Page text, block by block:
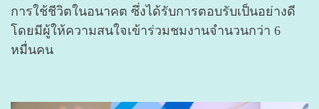
การใช้ชีวิตในอนาคต ซึ่งได้รับการตอบรับเป็นอย่างดี
โดยมีผู้ให้ความสนใจเข้าร่วมชมงานจำนวนกว่า 6
หมื่นคน